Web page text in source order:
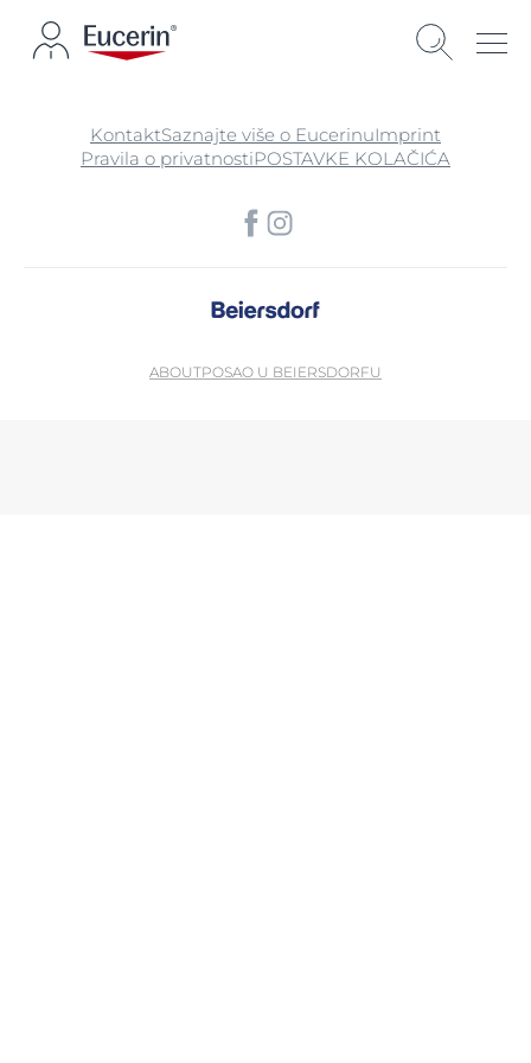
KontaktSaznajte više o EucerinuImprint
Pravila o privatnostiPOSTAVKE KOLAČIĆA
ABOUTPOSAO U BEIERSDORFU